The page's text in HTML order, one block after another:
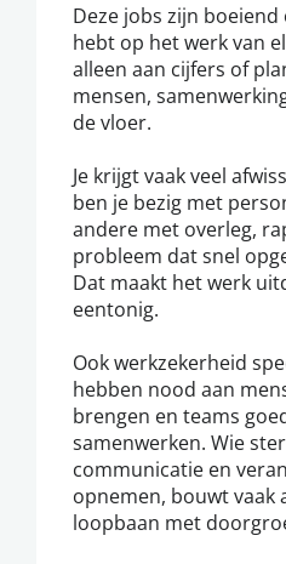
Deze jobs zijn
hebt op het werk van
alleen aan cijfers of
mensen,
de vloer.
Je krijgt vaak veel
ben je bezig met
andere met overleg,
probleem dat snel
Dat maakt het werk
eentonig.
Ook werkzekerheid
hebben nood aan
brengen en teams
samenwerken. Wie
communicatie en
opnemen, bouwt vaak
loopbaan met